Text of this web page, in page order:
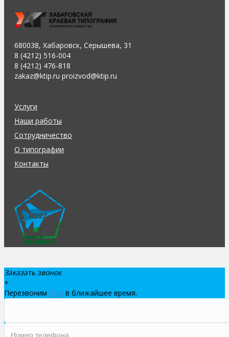
680038, Хабаровск, Серышева, 31
8 (4212) 516-004
8 (4212) 476-818
zakaz@ktip.ru proizvod@ktip.ru
Услуги
Наши работы
Сотрудничество
О типографии
Контакты
Заказать звонок
+
Перезвоним Вам в ближайшее время.